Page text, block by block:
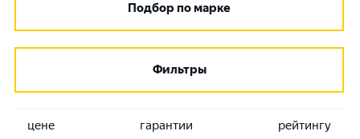
Подбор по марке
Фильтры
цене гарантии рейтингу